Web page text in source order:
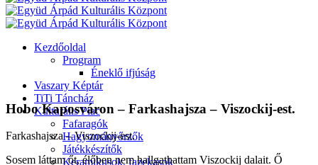
Kezdőoldal
Program
Éneklő ifjúság
Vaszary Képtár
TiTi Táncház
Kulturális Piac
Fafaragók
Hagyományőrzők
Játékkészítők
Keramikusok, fazekasok
Hobo Kaposváron – Farkashajsza – Viszockij-est.
Farkashajsza – Viszockij-est.
Sosem láttam őt, élőben nem hallgathattam Viszockij dalait. Ő